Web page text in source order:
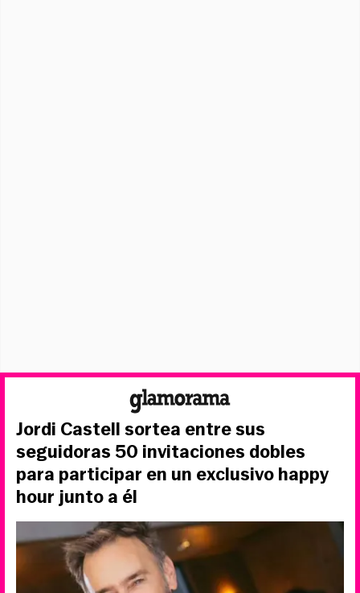
Jordi Castell sortea entre sus
seguidoras 50 invitaciones dobles
para participar en un exclusivo happy
hour junto a él